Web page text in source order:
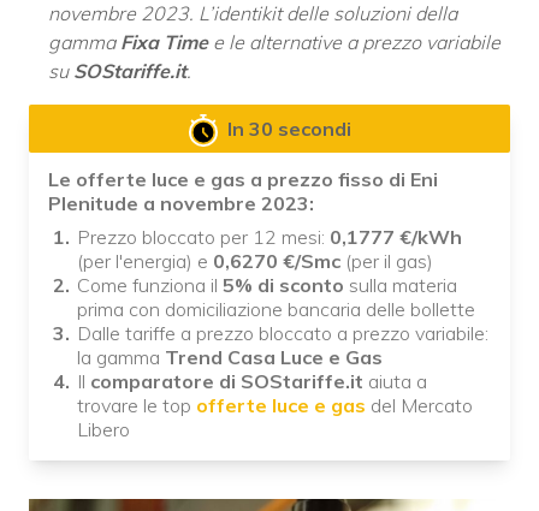
novembre 2023. L’identikit delle soluzioni della
gamma Fixa Timee le alternative a prezzo variabile
suSOStariffe.it.
In 30 secondi
Le offerte luce e gas a prezzo fisso di Eni
Plenitude a novembre 2023:
Prezzo bloccato per 12 mesi: 0,1777 €/kWh
(per l'energia) e 0,6270 €/Smc (per il gas)
Come funziona il 5% di sconto sulla materia
prima con domiciliazione bancaria delle bollette
Dalle tariffe a prezzo bloccato a prezzo variabile:
la gamma Trend Casa Luce e Gas
Il comparatore di SOStariffe.it aiuta a
trovare le top offerte luce e gas del Mercato
Libero